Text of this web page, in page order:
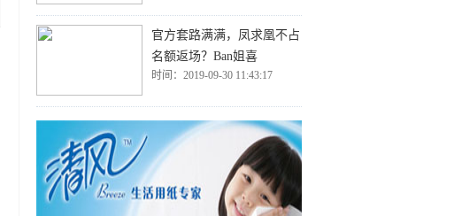
官方套路满满，凤求凰不占
名额返场？Ban姐喜
时间：2019-09-30 11:43:17